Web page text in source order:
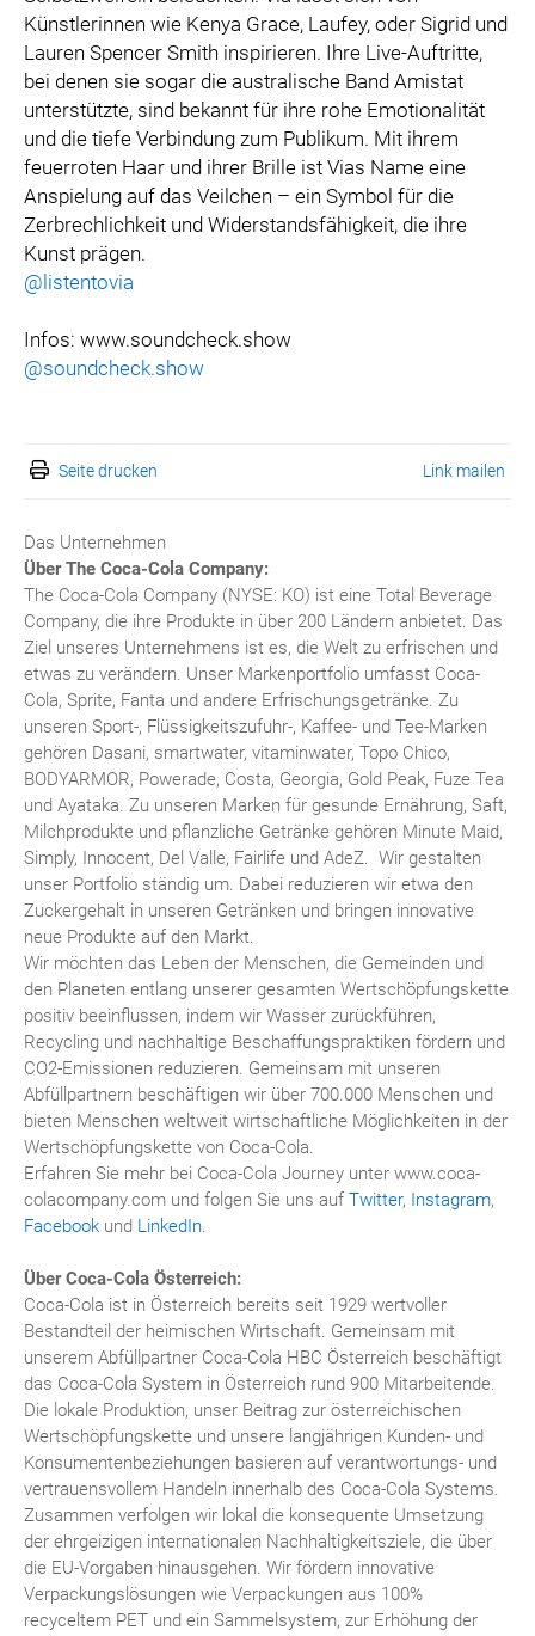
Künstlerinnen wie Kenya Grace, Laufey, oder Sigrid und
Lauren Spencer Smith inspirieren. Ihre Live-Auftritte,
bei denen sie sogar die australische Band Amistat
unterstützte, sind bekannt für ihre rohe Emotionalität
und die tiefe Verbindung zum Publikum. Mit ihrem
feuerroten Haar und ihrer Brille ist Vias Name eine
Anspielung auf das Veilchen – ein Symbol für die
Zerbrechlichkeit und Widerstandsfähigkeit, die ihre
Kunst prägen.
@listentovia
Infos: www.soundcheck.show
@soundcheck.show
Seite drucken Link mailen
Das Unternehmen
Über The Coca-Cola Company:
The Coca-Cola Company (NYSE: KO) ist eine Total Beverage
Company, die ihre Produkte in über 200 Ländern anbietet. Das
Ziel unseres Unternehmens ist es, die Welt zu erfrischen und
etwas zu verändern. Unser Markenportfolio umfasst Coca-
Cola, Sprite, Fanta und andere Erfrischungsgetränke. Zu
unseren Sport-, Flüssigkeitszufuhr-, Kaffee- und Tee-Marken
gehören Dasani, smartwater, vitaminwater, Topo Chico,
BODYARMOR, Powerade, Costa, Georgia, Gold Peak, Fuze Tea
und Ayataka. Zu unseren Marken für gesunde Ernährung, Saft,
Milchprodukte und pflanzliche Getränke gehören Minute Maid,
Simply, Innocent, Del Valle, Fairlife und AdeZ. Wir gestalten
unser Portfolio ständig um. Dabei reduzieren wir etwa den
Zuckergehalt in unseren Getränken und bringen innovative
neue Produkte auf den Markt.
Wir möchten das Leben der Menschen, die Gemeinden und
den Planeten entlang unserer gesamten Wertschöpfungskette
positiv beeinflussen, indem wir Wasser zurückführen,
Recycling und nachhaltige Beschaffungspraktiken fördern und
CO2-Emissionen reduzieren. Gemeinsam mit unseren
Abfüllpartnern beschäftigen wir über 700.000 Menschen und
bieten Menschen weltweit wirtschaftliche Möglichkeiten in der
Wertschöpfungskette von Coca-Cola.
Erfahren Sie mehr bei Coca-Cola Journey unter www.coca-
colacompany.com und folgen Sie uns auf Twitter, Instagram,
Facebook und LinkedIn.
Über Coca-Cola Österreich:
Coca-Cola ist in Österreich bereits seit 1929 wertvoller
Bestandteil der heimischen Wirtschaft. Gemeinsam mit
unserem Abfüllpartner Coca-Cola HBC Österreich beschäftigt
das Coca-Cola System in Österreich rund 900 Mitarbeitende.
Die lokale Produktion, unser Beitrag zur österreichischen
Wertschöpfungskette und unsere langjährigen Kunden- und
Konsumentenbeziehungen basieren auf verantwortungs- und
vertrauensvollem Handeln innerhalb des Coca-Cola Systems.
Zusammen verfolgen wir lokal die konsequente Umsetzung
der ehrgeizigen internationalen Nachhaltigkeitsziele, die über
die EU-Vorgaben hinausgehen. Wir fördern innovative
Verpackungslösungen wie Verpackungen aus 100%
recyceltem PET und ein Sammelsystem, zur Erhöhung der